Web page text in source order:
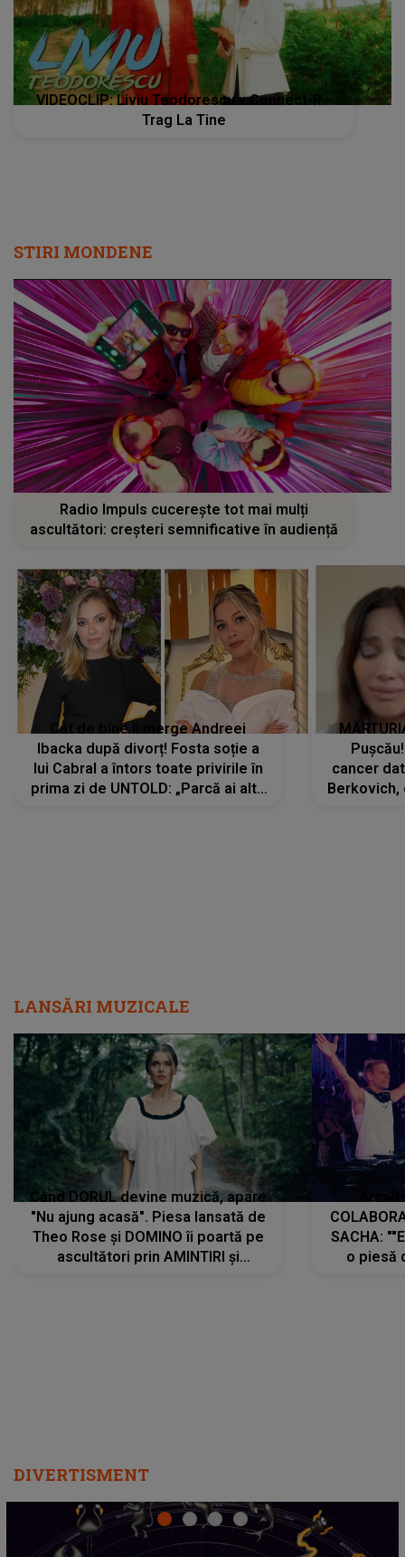
VIDEOCLIP: Liviu Teodorescu x Connect-R -
Trag La Tine
STIRI MONDENE
Radio Impuls cucerește tot mai mulți
ascultători: creșteri semnificative în audiență
Cât de bine îi merge Andreei
Ibacka după divorț! Fosta soție a
lui Cabral a întors toate privirile în
prima zi de UNTOLD: „Parcă ai altă
cancer
Berkovich,
LANSĂRI MUZICALE
Când DORUL devine muzică, apare
"Nu ajung acasă". Piesa lansată de
Theo Rose și DOMINO îi poartă pe
ascultători prin AMINTIRI și
SACHA:
o piesă
DIVERTISMENT